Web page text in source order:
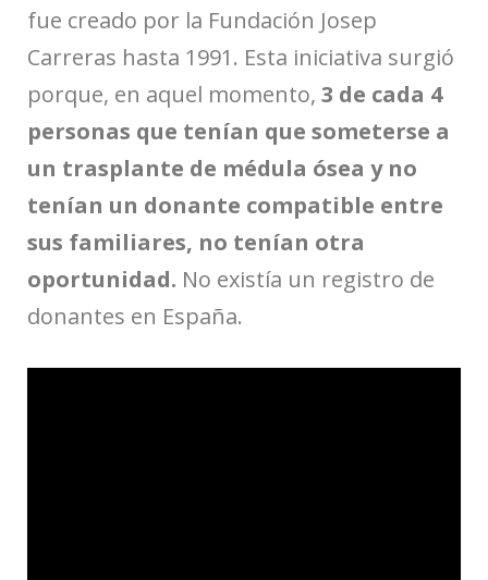
fue creado por la Fundación Josep
Carreras hasta 1991. Esta iniciativa surgió
porque, en aquel momento, 3 de cada 4
personas que tenían que someterse a
un trasplante de médula ósea y no
tenían un donante compatible entre
sus familiares, no tenían otra
oportunidad. No existía un registro de
donantes en España.